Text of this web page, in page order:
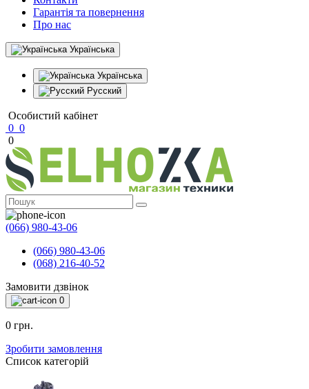
Гарантія та повернення
Про нас
Українська
Українська
Русский
Особистий кабінет
0 0
0
(066) 980-43-06
(066) 980-43-06
(068) 216-40-52
Замовити дзвінок
0
0 грн.
Зробити замовлення
Список категорій